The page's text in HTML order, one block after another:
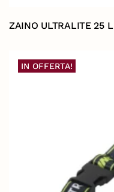
ZAINO ULTRALITE 25 L
IN OFFERTA!